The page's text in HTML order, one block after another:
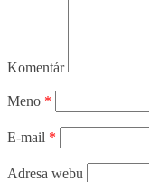
Komentár
Meno *
E-mail *
Adresa webu